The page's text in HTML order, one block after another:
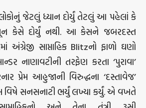
જેટલું ધ્યાન દોર્યું તેટલું આ પહેલાં કે
કેસે દોર્યું નથી. આ કેસને જબરદસ્ત
અંગ્રેજી સાપ્તાહિક Blitzનો ફાળો ઘણો
નાણાવટીની તરફેણ કરતા ‘પુરાવા’
પ્રેમ આહુજાની વિરુદ્ધના ‘દસ્તાવેજ’
સનસનાટી ભર્યું લખ્યા કર્યું. એ વખતે